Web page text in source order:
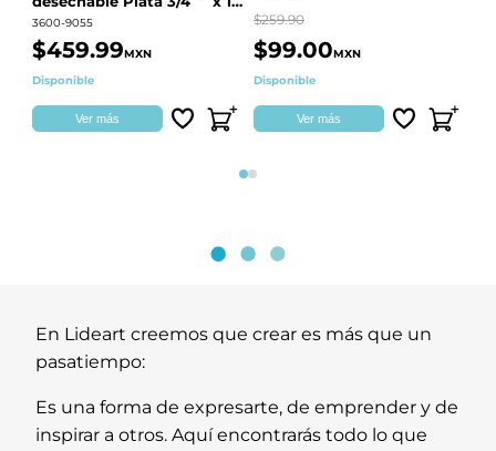
´´
3600-9055
$459.99MXN
Disponible
Ver más
$259.90
$99.00MXN
Disponible
Ver más
Página 1
Página 2
En Lideart creemos que crear es más que un
pasatiempo:
Es una forma de expresarte, de emprender y de
inspirar a otros. Aquí encontrarás todo lo que